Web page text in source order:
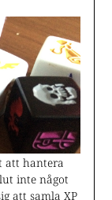
att hantera
inte något
att samla XP